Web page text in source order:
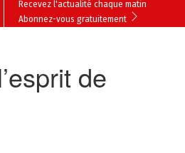
Recevez l'actualité chaque matin
Abonnez-vous gratuitement
de